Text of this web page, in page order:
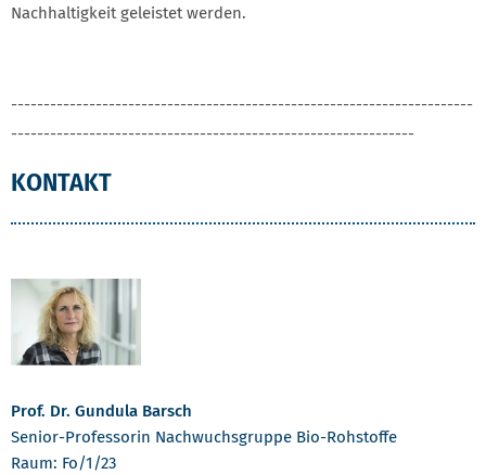
Nachhaltigkeit geleistet werden.
-----------------------------------------------------------------------
--------------------------------------------------------------
KONTAKT
Prof. Dr. Gundula Barsch
Senior-Professorin Nachwuchsgruppe Bio-Rohstoffe
Raum: Fo/1/23